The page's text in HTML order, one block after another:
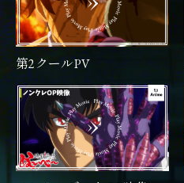
第2クールPV